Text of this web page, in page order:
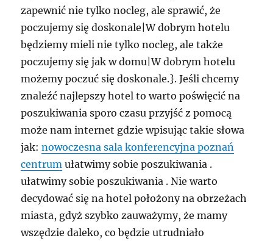
zapewnić nie tylko nocleg, ale sprawić, że
poczujemy się doskonale|W dobrym hotelu
będziemy mieli nie tylko nocleg, ale także
poczujemy się jak w domu|W dobrym hotelu
możemy poczuć się doskonale.}. Jeśli chcemy
znaleźć najlepszy hotel to warto poświęcić na
poszukiwania sporo czasu przyjść z pomocą
może nam internet gdzie wpisując takie słowa
jak:nowoczesna sala konferencyjna poznań
centrum ułatwimy sobie poszukiwania .
ułatwimy sobie poszukiwania . Nie warto
decydować się na hotel położony na obrzeżach
miasta, gdyż szybko zauważymy, że mamy
wszędzie daleko, co będzie utrudniało